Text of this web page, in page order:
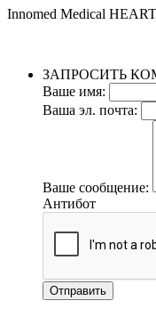
Innomed Medical
ЗАПРОСИТЬ
Ваше имя:
Ваша эл. почта:
Ваше сообщение:
Антибот
Отправить